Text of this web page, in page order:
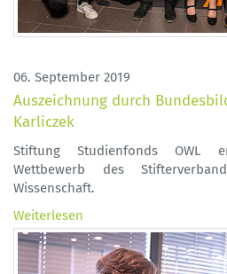
06. September 2019
Auszeichnung durch
Karliczek
Stiftung Studienfonds OWL
Wettbewerb des
Wissenschaft.
Weiterlesen